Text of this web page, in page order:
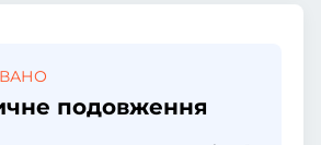
подовження